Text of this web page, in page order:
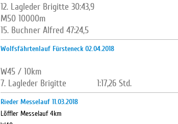
12. Lagleder Brigitte 30:43,9
M50 10000m
15. Buchner Alfred 47:24,5
Wolfsfährtenlauf Fürsteneck 02.04.2018
W45 / 10km
7. Lagleder Brigitte 1:17,26 Std.
Rieder Messelauf 11.03.2018
Löffler Messelauf 4km